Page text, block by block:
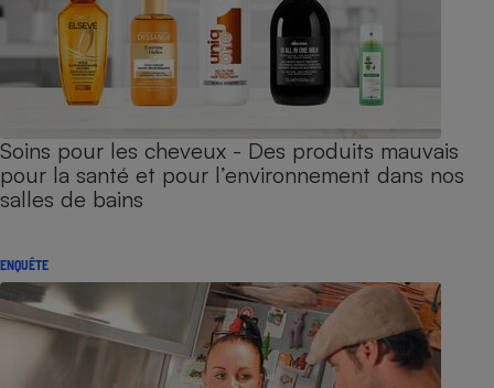
Soins pour les cheveux - Des produits mauvais
pour la santé et pour l’environnement dans nos
salles de bains
ENQUÊTE